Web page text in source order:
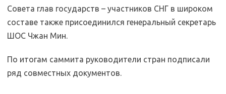
Совета глав государств – участников СНГ в широком
составе также присоединился генеральный секретарь
ШОС Чжан Мин.
По итогам саммита руководители стран подписали
ряд совместных документов.